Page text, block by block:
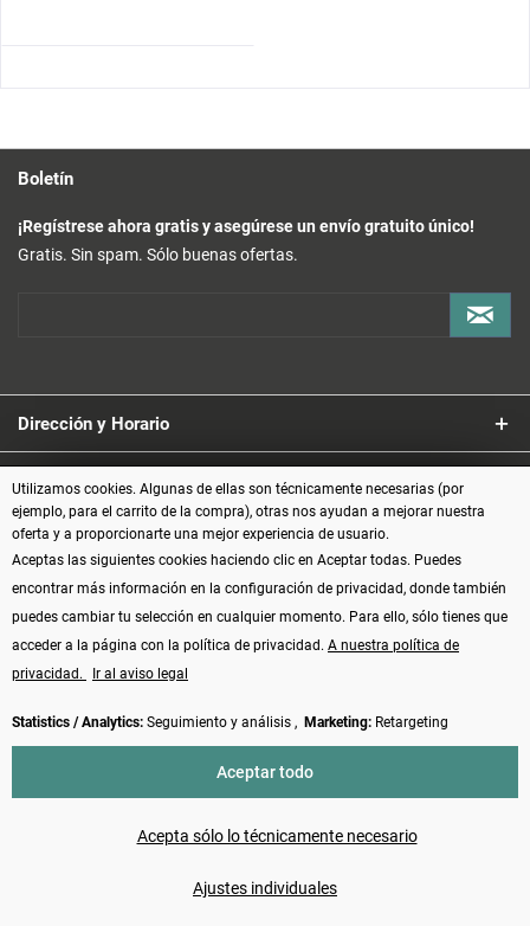
Boletín
¡Regístrese ahora gratis y asegúrese un envío gratuito único!
Gratis. Sin spam. Sólo buenas ofertas.
Dirección y Horario
Servicio
Información
Formas de pago
Vertrag widerrufen
los gastos contra reembolso, si no se indica lo contrario
Utilizamos cookies. Algunas de ellas son técnicamente necesarias (por
ejemplo, para el carrito de la compra), otras nos ayudan a mejorar nuestra
oferta y a proporcionarte una mejor experiencia de usuario.
Aceptas las siguientes cookies haciendo clic en Aceptar todas. Puedes
encontrar más información en la configuración de privacidad, donde también
puedes cambiar tu selección en cualquier momento. Para ello, sólo tienes que
acceder a la página con la política de privacidad. A nuestra política de
privacidad.
Ir al aviso legal
Statistics / Analytics: Seguimiento y análisis , Marketing: Retargeting
Ajustes individuales
Acepta sólo lo técnicamente necesario
Aceptar todo